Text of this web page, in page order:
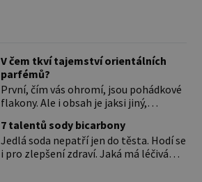
V čem tkví tajemství orientálních
parfémů?
První, čím vás ohromí, jsou pohádkové
flakony. Ale i obsah je jaksi jiný,
parfumérií. Čím to? V arabské kultuře
mají vůně mnohem delší tradici než
v naší. Jejich původní účel byl nejspíš
7 talentů sody bicarbony
Jedlá soda nepatří jen do těsta. Hodí se
i pro zlepšení zdraví. Jaká má léčivá